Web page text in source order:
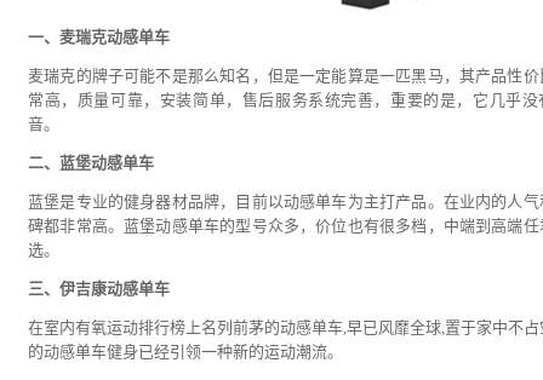
一、麦瑞克动感单车
麦瑞克的牌子可能不是那么知名，但是一定能算是一匹黑马，其产品性价
常高，质量可靠，安装简单，售后服务系统完善，重要的是，它几乎没
音。
二、蓝堡动感单车
蓝堡是专业的健身器材品牌，目前以动感单车为主打产品。在业内的人气
碑都非常高。蓝堡动感单车的型号众多，价位也有很多档，中端到高端任
选。
三、伊吉康动感单车
在室内有氧运动排行榜上名列前茅的动感单车,早已风靡全球,置于家中不占
的动感单车健身已经引领一种新的运动潮流。